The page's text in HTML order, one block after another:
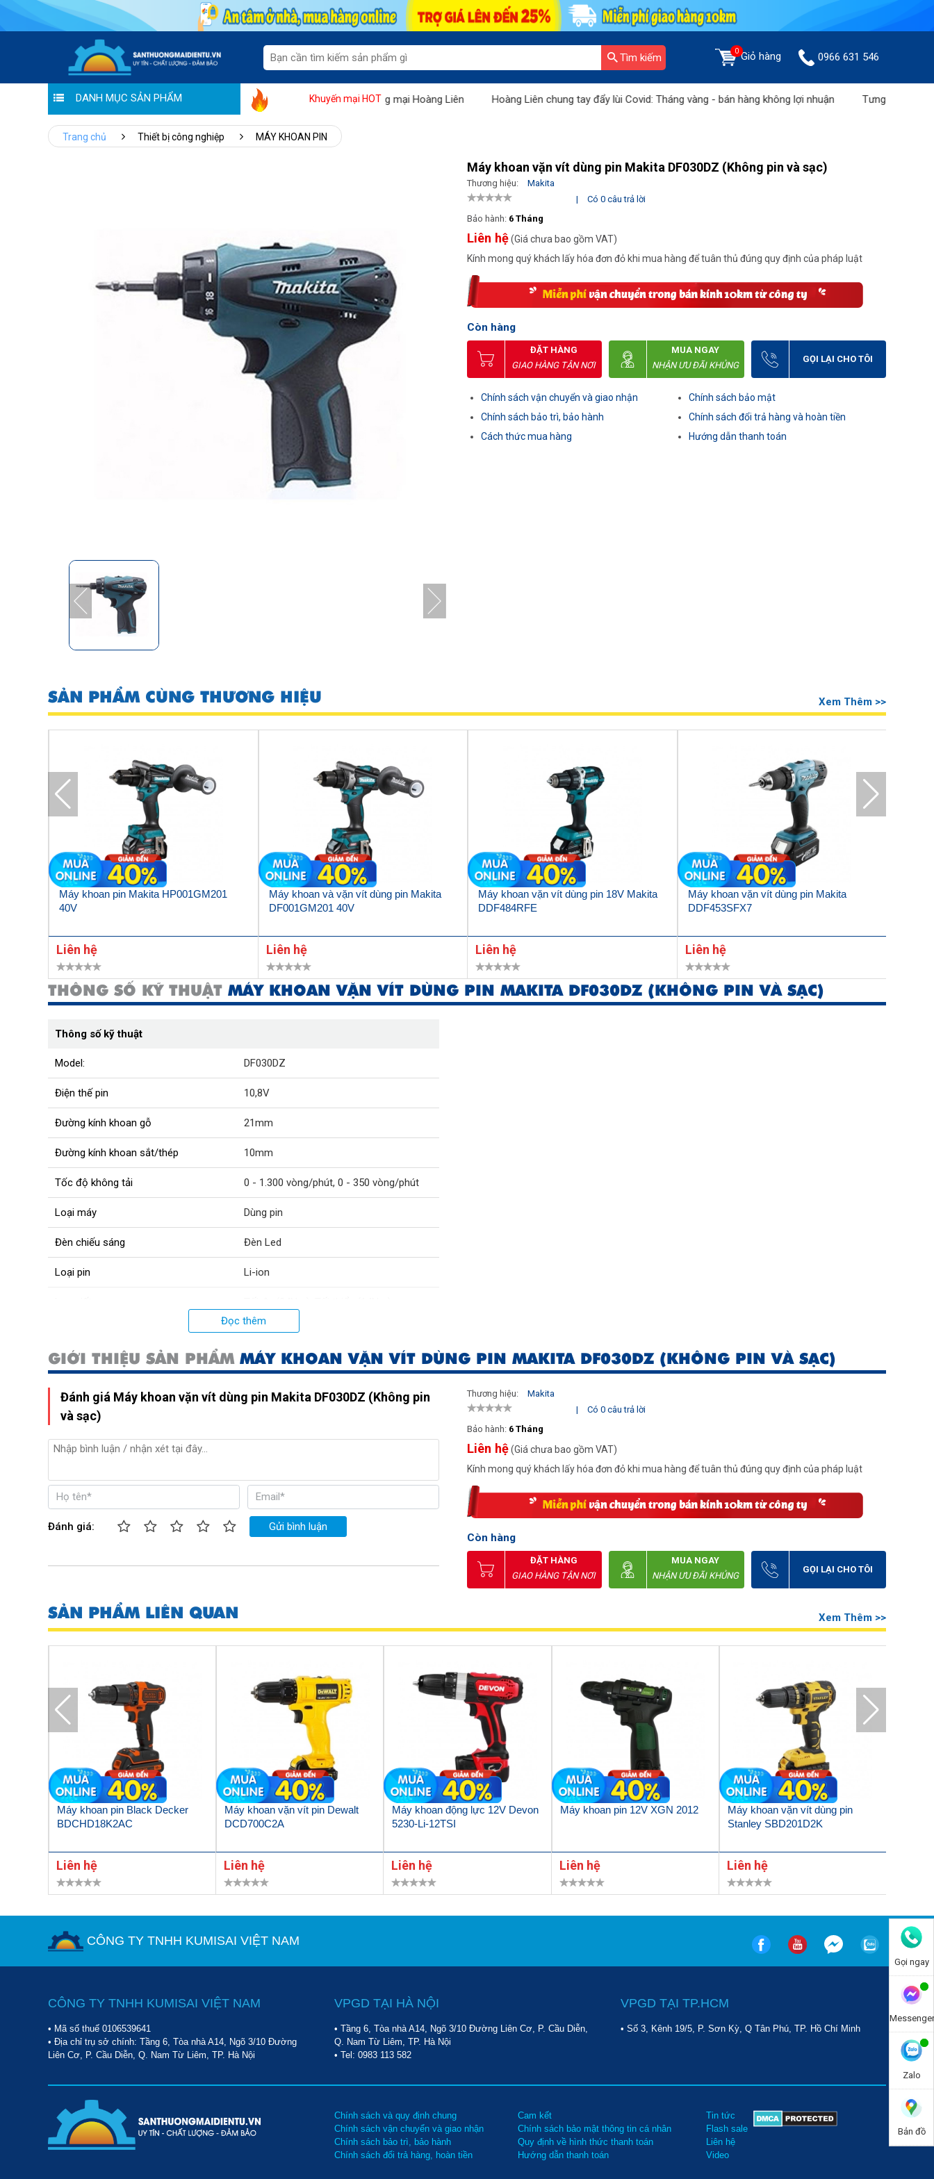
Tìm kiếm 0 Giỏ hàng 0966 631 546
DANH MỤC SẢN PHẨM Khuyến mại HOT
"Sale thương hiệu - Ưu đãi tiền triệu" tại Sàn thương mại Hoàng Liên Hoàng Liên chung tay đẩy lùi Covid: Tháng vàng - bán hàng không lợi nhuận Tưng bừng khuyến mãi
Trang chủ Thiết bị công nghiệp MÁY KHOAN PIN
Máy khoan vặn vít dùng pin Makita DF030DZ (Không pin và sạc)
Thương hiệu:
Makita
|
Có 0 câu trả lời
Bảo hành: 6 Tháng
Liên hệ(Giá chưa bao gồm VAT)
Kính mong quý khách lấy hóa đơn đỏ khi mua hàng để tuân thủ đúng quy định của pháp luật
Còn hàng
ĐẶT HÀNG
GIAO HÀNG TẬN NƠI
MUA NGAY
NHẬN ƯU ĐÃI KHỦNG
GỌI LẠI CHO TÔI
Chính sách vận chuyển và giao nhận
Chính sách bảo trì, bảo hành
Cách thức mua hàng
Chính sách bảo mật
Chính sách đổi trả hàng và hoàn tiền
Hướng dẫn thanh toán
SẢN PHẨM CÙNG THƯƠNG HIỆU Xem Thêm >>
Máy khoan pin Makita HP001GM201
40V
Liên hệ
Máy khoan và vặn vít dùng pin Makita
DF001GM201 40V
Liên hệ
Máy khoan vặn vít dùng pin 18V Makita
DDF484RFE
Liên hệ
Máy khoan vặn vít dùng pin Makita
DDF453SFX7
Liên hệ
THÔNG SỐ KỸ THUẬT MÁY KHOAN VẶN VÍT DÙNG PIN MAKITA DF030DZ (KHÔNG PIN VÀ SẠC)
Thông số kỹ thuật
Model: DF030DZ
Điện thế pin 10,8V
Đường kính khoan gỗ 21mm
Đường kính khoan sắt/thép 10mm
Tốc độ không tải 0 - 1.300 vòng/phút, 0 - 350 vòng/phút
Loại máy Dùng pin
Đèn chiếu sáng Đèn Led
Loại pin Li-ion
Mô tơ từ (Cảm ứng)
Lõi mô tơ Dây đồng
Kích thước Chiều dài máy 15,7cm
Trọng lượng
Xuất xứ
Đọc thêm
GIỚI THIỆU SẢN PHẨM MÁY KHOAN VẶN VÍT DÙNG PIN MAKITA DF030DZ (KHÔNG PIN VÀ SẠC)
Đánh giá Máy khoan vặn vít dùng pin Makita DF030DZ (Không pin
và sạc)
Đánh giá: Gửi bình luận
Thương hiệu:
Makita
|
Có 0 câu trả lời
Bảo hành: 6 Tháng
Liên hệ(Giá chưa bao gồm VAT)
Kính mong quý khách lấy hóa đơn đỏ khi mua hàng để tuân thủ đúng quy định của pháp luật
Còn hàng
ĐẶT HÀNG
GIAO HÀNG TẬN NƠI
MUA NGAY
NHẬN ƯU ĐÃI KHỦNG
GỌI LẠI CHO TÔI
SẢN PHẨM LIÊN QUAN Xem Thêm >>
Máy khoan pin Black Decker
BDCHD18K2AC
Liên hệ
Máy khoan vặn vít pin Dewalt
DCD700C2A
Liên hệ
Máy khoan động lực 12V Devon
5230-Li-12TSI
Liên hệ
Máy khoan pin 12V XGN 2012
Liên hệ
Máy khoan vặn vít dùng pin
Stanley SBD201D2K
Liên hệ
CÔNG TY TNHH KUMISAI VIỆT NAM
CÔNG TY TNHH KUMISAI VIỆT NAM
• Mã số thuế 0106539641
• Địa chỉ trụ sở chính: Tầng 6, Tòa nhà A14, Ngõ 3/10 Đường
Liên Cơ, P. Cầu Diễn, Q. Nam Từ Liêm, TP. Hà Nội
VPGD TẠI HÀ NỘI
• Tầng 6, Tòa nhà A14, Ngõ 3/10 Đường Liên Cơ, P. Cầu Diễn,
Q. Nam Từ Liêm, TP. Hà Nội
• Tel: 0983 113 582
VPGD TẠI TP.HCM
• Số 3, Kênh 19/5, P. Sơn Kỳ, Q Tân Phú, TP. Hồ Chí Minh
Chính sách và quy định chung
Chính sách vận chuyển và giao nhận
Chính sách bảo trì, bảo hành
Chính sách đổi trả hàng, hoàn tiền
Cam kết
Chính sách bảo mật thông tin cá nhân
Quy định về hình thức thanh toán
Hướng dẫn thanh toán
Tin tức
Flash sale
Liên hệ
Video
Gọi ngay
Messenger
Zalo
Bản đồ